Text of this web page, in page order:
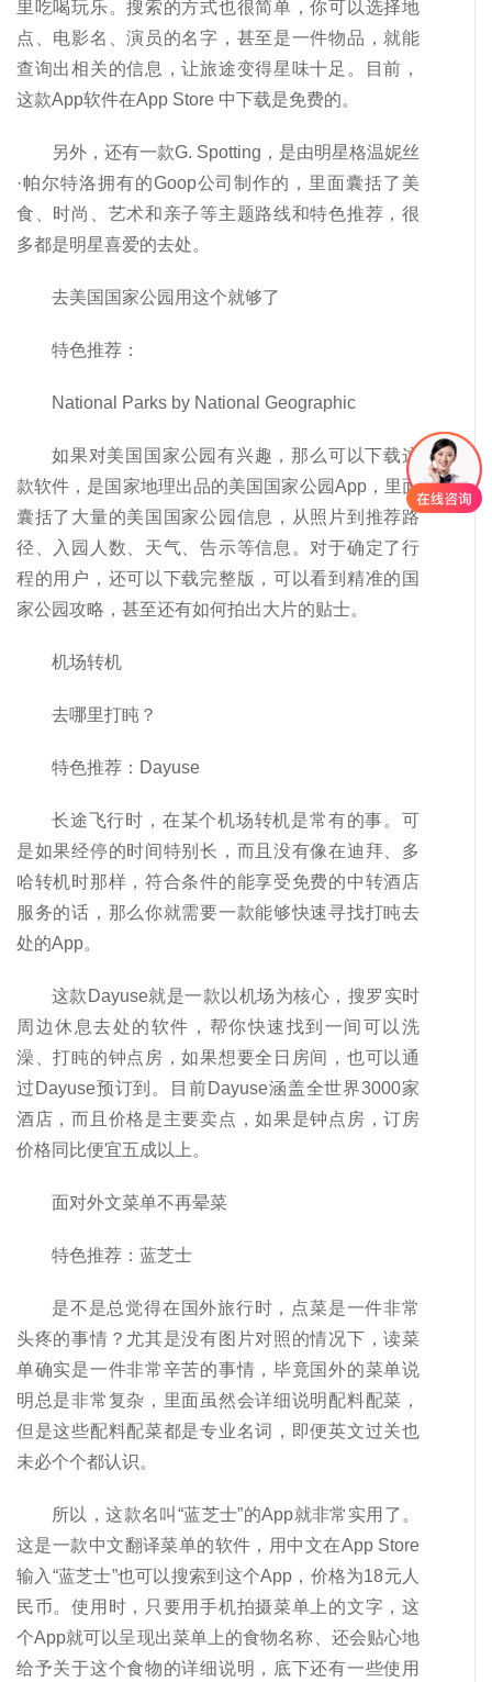
里吃喝玩乐。搜索的方式也很简单，你可以选择地
点、电影名、演员的名字，甚至是一件物品，就能
查询出相关的信息，让旅途变得星味十足。目前，
这款App软件在App Store 中下载是免费的。
另外，还有一款G. Spotting，是由明星格温妮丝
·帕尔特洛拥有的Goop公司制作的，里面囊括了美
食、时尚、艺术和亲子等主题路线和特色推荐，很
多都是明星喜爱的去处。
去美国国家公园用这个就够了
特色推荐：
National Parks by National Geographic
如果对美国国家公园有兴趣，那么可以下载这
款软件，是国家地理出品的美国国家公园App，里面
囊括了大量的美国国家公园信息，从照片到推荐路
径、入园人数、天气、告示等信息。对于确定了行
程的用户，还可以下载完整版，可以看到精准的国
家公园攻略，甚至还有如何拍出大片的贴士。
机场转机
去哪里打盹？
特色推荐：Dayuse
长途飞行时，在某个机场转机是常有的事。可
是如果经停的时间特别长，而且没有像在迪拜、多
哈转机时那样，符合条件的能享受免费的中转酒店
服务的话，那么你就需要一款能够快速寻找打盹去
处的App。
这款Dayuse就是一款以机场为核心，搜罗实时
周边休息去处的软件，帮你快速找到一间可以洗
澡、打盹的钟点房，如果想要全日房间，也可以通
过Dayuse预订到。目前Dayuse涵盖全世界3000家
酒店，而且价格是主要卖点，如果是钟点房，订房
价格同比便宜五成以上。
面对外文菜单不再晕菜
特色推荐：蓝芝士
是不是总觉得在国外旅行时，点菜是一件非常
头疼的事情？尤其是没有图片对照的情况下，读菜
单确实是一件非常辛苦的事情，毕竟国外的菜单说
明总是非常复杂，里面虽然会详细说明配料配菜，
但是这些配料配菜都是专业名词，即便英文过关也
未必个个都认识。
所以，这款名叫“蓝芝士”的App就非常实用了。
这是一款中文翻译菜单的软件，用中文在App Store
输入“蓝芝士”也可以搜索到这个App，价格为18元人
民币。使用时，只要用手机拍摄菜单上的文字，这
个App就可以呈现出菜单上的食物名称、还会贴心地
给予关于这个食物的详细说明，底下还有一些使用